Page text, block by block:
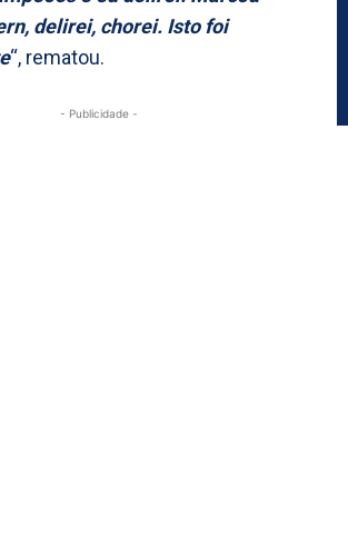
delirei, chorei. Isto foi
“, rematou.
- Publicidade -